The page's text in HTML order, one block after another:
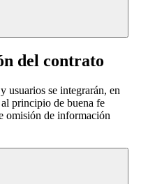
del contrato
usuarios se integrarán, en
principio de buena fe
omisión de información